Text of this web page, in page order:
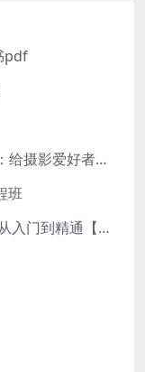
pdf
Thomas看看世界 摄影后期调色：给摄影爱好者的色彩课 网盘下载
班
陈老师 手机影像创作实战课程：从入门到精通【完结】